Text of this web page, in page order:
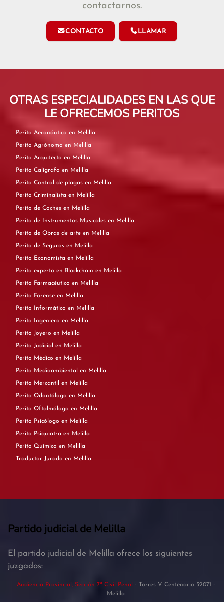
contactarnos.
CONTACTO LLAMAR
OTRAS ESPECIALIDADES EN LAS QUE
LE OFRECEMOS PERITOS
Perito Aeronáutico en Melilla
Perito Agrónomo en Melilla
Perito Arquitecto en Melilla
Perito Calígrafo en Melilla
Perito Control de plagas en Melilla
Perito Criminalista en Melilla
Perito de Coches en Melilla
Perito de Instrumentos Musicales en Melilla
Perito de Obras de arte en Melilla
Perito de Seguros en Melilla
Perito Economista en Melilla
Perito experto en Blockchain en Melilla
Perito Farmacéutico en Melilla
Perito Forense en Melilla
Perito Informático en Melilla
Perito Ingeniero en Melilla
Perito Joyero en Melilla
Perito Judicial en Melilla
Perito Médico en Melilla
Perito Medioambiental en Melilla
Perito Mercantil en Melilla
Perito Odontólogo en Melilla
Perito Oftalmólogo en Melilla
Perito Psicólogo en Melilla
Perito Psiquiatra en Melilla
Perito Químico en Melilla
Traductor Jurado en Melilla
Partido judicial de Melilla
El partido judicial de Melilla ofrece los siguientes
juzgados:
Audiencia Provincial, Sección 7ª Civil-Penal - Torres V Centenario 52071 -
Melilla